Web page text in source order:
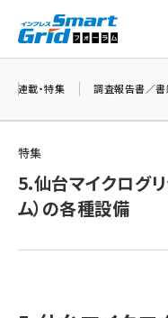
ン
蓄電池 (382)
連載・特集 調査報告書／書
特集
5.仙台マイクログ
ム）の各種設備